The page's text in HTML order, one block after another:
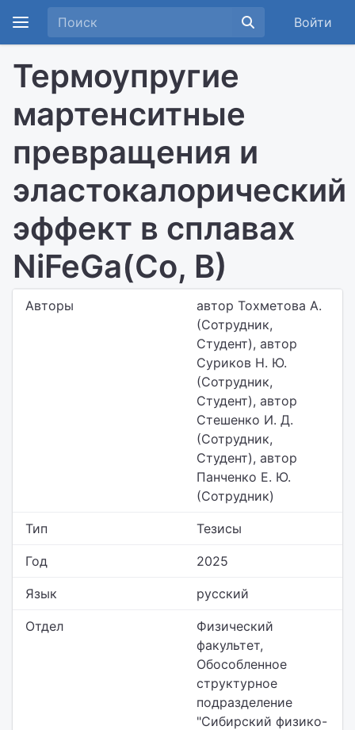
Войти
Термоупругие
мартенситные
превращения и
эластокалорический
эффект в сплавах
NiFeGa(Co, B)
Авторы
автор Тохметова А.
(Сотрудник,
Студент), автор
Суриков Н. Ю.
(Сотрудник,
Студент), автор
Стешенко И. Д.
(Сотрудник,
Студент), автор
Панченко Е. Ю.
(Сотрудник)
Тип Тезисы
Год 2025
Язык русский
Отдел
Физический
факультет,
Обособленное
структурное
подразделение
"Сибирский физико-